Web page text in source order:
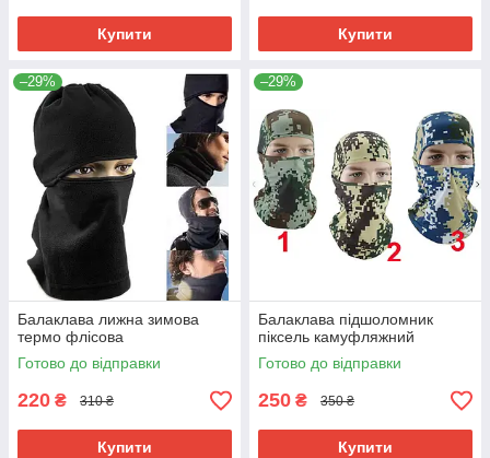
Купити Купити
–29%
Балаклава лижна зимова
термо флісова
Готово до відправки
220 ₴ 310 ₴
Купити
–29%
Балаклава підшоломник
піксель камуфляжний
Готово до відправки
250 ₴ 350 ₴
Купити